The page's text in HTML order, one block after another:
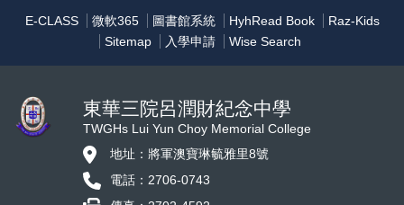
E-CLASS 微軟365 圖書館系統 HyhRead Book
Raz-Kids
Sitemap
入學申請 Wise Search
東華三院呂潤財紀念中學
TWGHs Lui Yun Choy Memorial College
地址：將軍澳寶琳毓雅里8號
電話：2706-0743